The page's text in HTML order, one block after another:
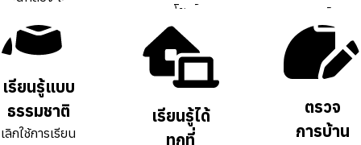
เนียงเป๊ะ
เนียงเป๊ะ
ประโยคได้
คล่องขึ้นกว่า
การเรียน
ธรรมดา 10
เท่า
ประโยคได้
คล่องขึ้นกว่า
การเรียน
ธรรมดา 10
เท่า
ที่
ที่
เรียนรู้แบบ
ธรรมชาติ
เลิกใช้การเรียน
เรียนรู้แบบ
ธรรมชาติ
เลิกใช้การเรียน
เรียนรู้ได้
ทุกที่
เรียนรู้ได้
ทุกที่
ตรวจ
การบ้าน
ตรวจ
การบ้าน